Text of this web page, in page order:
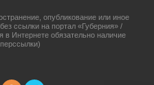
опубликование или иное
ссылки на портал «Губерния» /
в Интернете обязательно наличие